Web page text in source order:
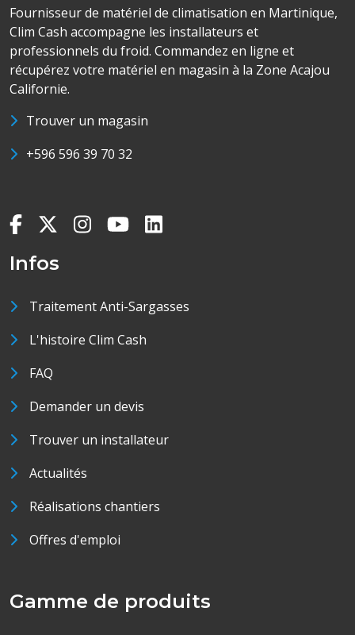
Fournisseur de matériel de climatisation en Martinique,
Clim Cash accompagne les installateurs et
professionnels du froid. Commandez en ligne et
récupérez votre matériel en magasin à la Zone Acajou
Californie.
Trouver un magasin
+596 596 39 70 32
Infos
Traitement Anti-Sargasses
L'histoire Clim Cash
FAQ
Demander un devis
Trouver un installateur
Actualités
Réalisations chantiers
Offres d'emploi
Gamme de produits